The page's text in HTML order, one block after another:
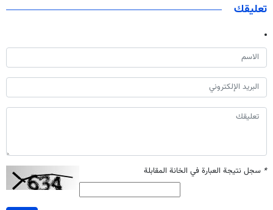
تعليقك
* سجل نتيجة العبارة في الخانة المقابلة